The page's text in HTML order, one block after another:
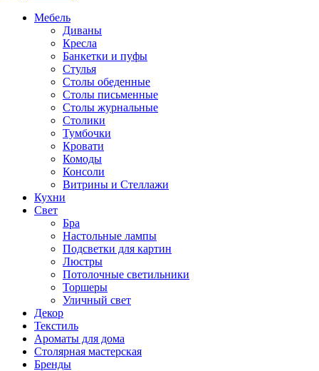
Мебель
Диваны
Кресла
Банкетки и пуфы
Стулья
Столы обеденные
Столы письменные
Столы журнальные
Столики
Тумбочки
Кровати
Комоды
Консоли
Витрины и Стеллажи
Кухни
Свет
Бра
Настольные лампы
Подсветки для картин
Люстры
Потолочные светильники
Торшеры
Уличный свет
Декор
Текстиль
Ароматы для дома
Столярная мастерская
Бренды